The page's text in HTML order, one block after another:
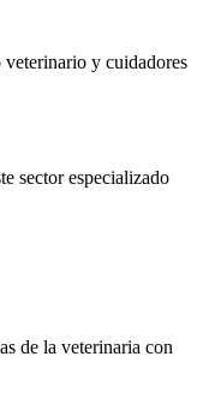
y cuidadores
sector especializado
de la veterinaria con